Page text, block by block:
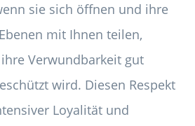
sie sich öffnen und ihre
mit Ihnen teilen,
Verwundbarkeit gut
wird. Diesen Respekt
Loyalität und